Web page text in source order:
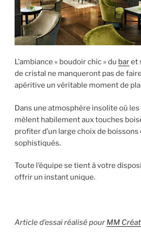
L’ambiance « boudoir chic » du baret
de cristal ne manqueront pas de
apéritive un véritable moment de
Dans une atmosphère insolite où
mêlent habilement aux touches
profiter d’un large choix de
sophistiqués.
Toute l’équipe se tient à votre
offrir un instant unique.
Article d’essai réalisé pour MM